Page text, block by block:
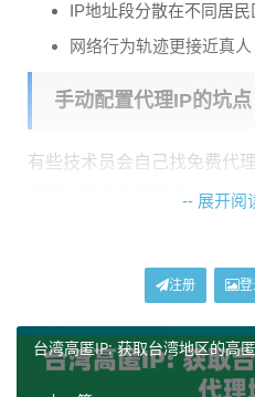
IP地址段分散在不同居民
网络行为轨迹更接近真人
手动配置代理IP的坑点
有些技术员会自己找免费代
的情况
这里给大家看个真实对比案
IP来源
数据中心批量
-- 展开阅
注册
台湾高匿IP: 获取台湾地区的高